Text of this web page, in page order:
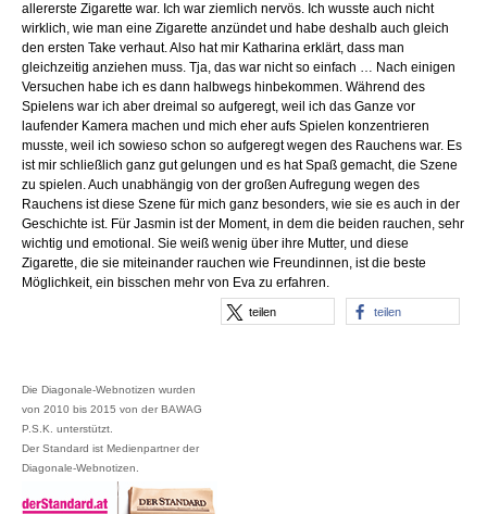
allererste Zigarette war. Ich war ziemlich nervös. Ich wusste auch nicht
wirklich, wie man eine Zigarette anzündet und habe deshalb auch gleich
den ersten Take verhaut. Also hat mir Katharina erklärt, dass man
gleichzeitig anziehen muss. Tja, das war nicht so einfach … Nach einigen
Versuchen habe ich es dann halbwegs hinbekommen. Während des
Spielens war ich aber dreimal so aufgeregt, weil ich das Ganze vor
laufender Kamera machen und mich eher aufs Spielen konzentrieren
musste, weil ich sowieso schon so aufgeregt wegen des Rauchens war. Es
ist mir schließlich ganz gut gelungen und es hat Spaß gemacht, die Szene
zu spielen. Auch unabhängig von der großen Aufregung wegen des
Rauchens ist diese Szene für mich ganz besonders, wie sie es auch in der
Geschichte ist. Für Jasmin ist der Moment, in dem die beiden rauchen, sehr
wichtig und emotional. Sie weiß wenig über ihre Mutter, und diese
Zigarette, die sie miteinander rauchen wie Freundinnen, ist die beste
Möglichkeit, ein bisschen mehr von Eva zu erfahren.
teilen teilen
Die Diagonale-Webnotizen wurden
von 2010 bis 2015 von der BAWAG
P.S.K. unterstützt.
Der Standard ist Medienpartner der
Diagonale-Webnotizen.